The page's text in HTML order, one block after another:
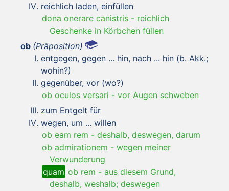
reichlich laden, einfüllen
dona onerare canistris - reichlich
Geschenke in Körbchen füllen
ob (Präposition)
entgegen, gegen ... hin, nach ... hin (b. Akk.;
wohin?)
gegenüber, vor (wo?)
ob oculos versari - vor Augen schweben
zum Entgelt für
wegen, um ... willen
ob eam rem - deshalb, deswegen, darum
ob admirationem - wegen meiner
Verwunderung
quam ob rem - aus diesem Grund,
deshalb, weshalb; deswegen